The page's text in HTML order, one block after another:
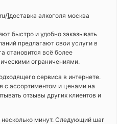
]доставка алкоголя москва
быстро и удобно заказывать
предлагают свои услуги в
становится всё более
ограничениями.
сервиса в интернете.
с ассортиментом и ценами на
отзывы других клиентов и
минут. Следующий шаг